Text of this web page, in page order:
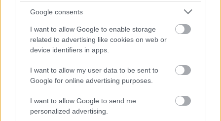
Google consents
I want to allow Google to enable storage
related to advertising like cookies on web or
device identifiers in apps.
I want to allow my user data to be sent to
Google for online advertising purposes.
I want to allow Google to send me
personalized advertising.
Az egyik legnagyobb hazai zöld
civilszervezet az igazságos
átmenetért
Magyar Természetvédők Szövetsége•
A Magyar Természetvédők Szövetsége (MTVSZ)
igazságos átmenetet elősegítse, és hogy az érintett ...